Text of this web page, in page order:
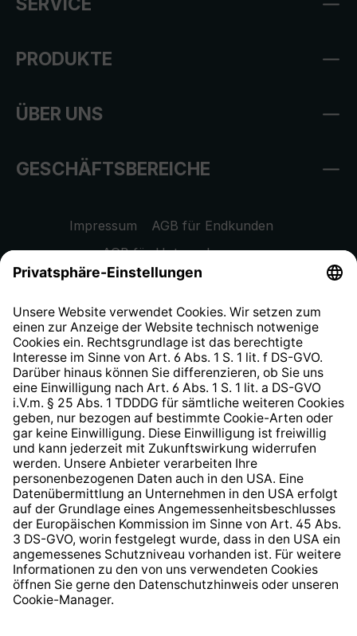
PRODUKTE
ÜBER UNS
GESCHÄFTSBEREICHE
Impressum
AGB für Endkunden
AGB für Unternehmen
Datenschutzhinweis
Widerrufsrecht
Hinweisgeberschutzsystem
Barrierefreiheit
* Alle Preise inkl. gesetzl. Mehrwertsteuer zzgl.